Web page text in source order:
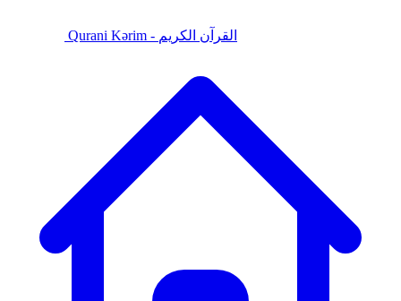
Qurani Kərim - القرآن الكريم